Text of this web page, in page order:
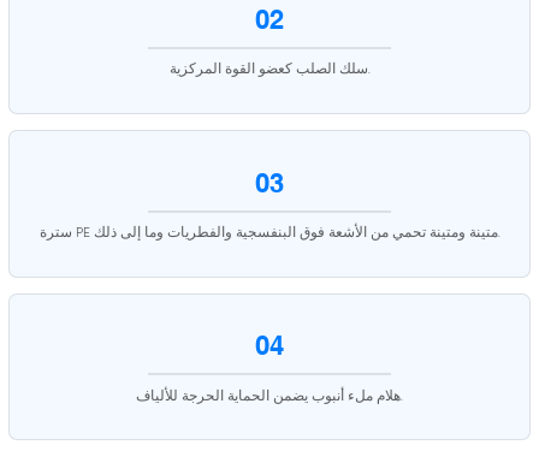
02
سلك الصلب كعضو القوة المركزية.
03
سترة PE متينة ومتينة تحمي من الأشعة فوق البنفسجية والفطريات وما إلى ذلك.
04
هلام ملء أنبوب يضمن الحماية الحرجة للألياف.